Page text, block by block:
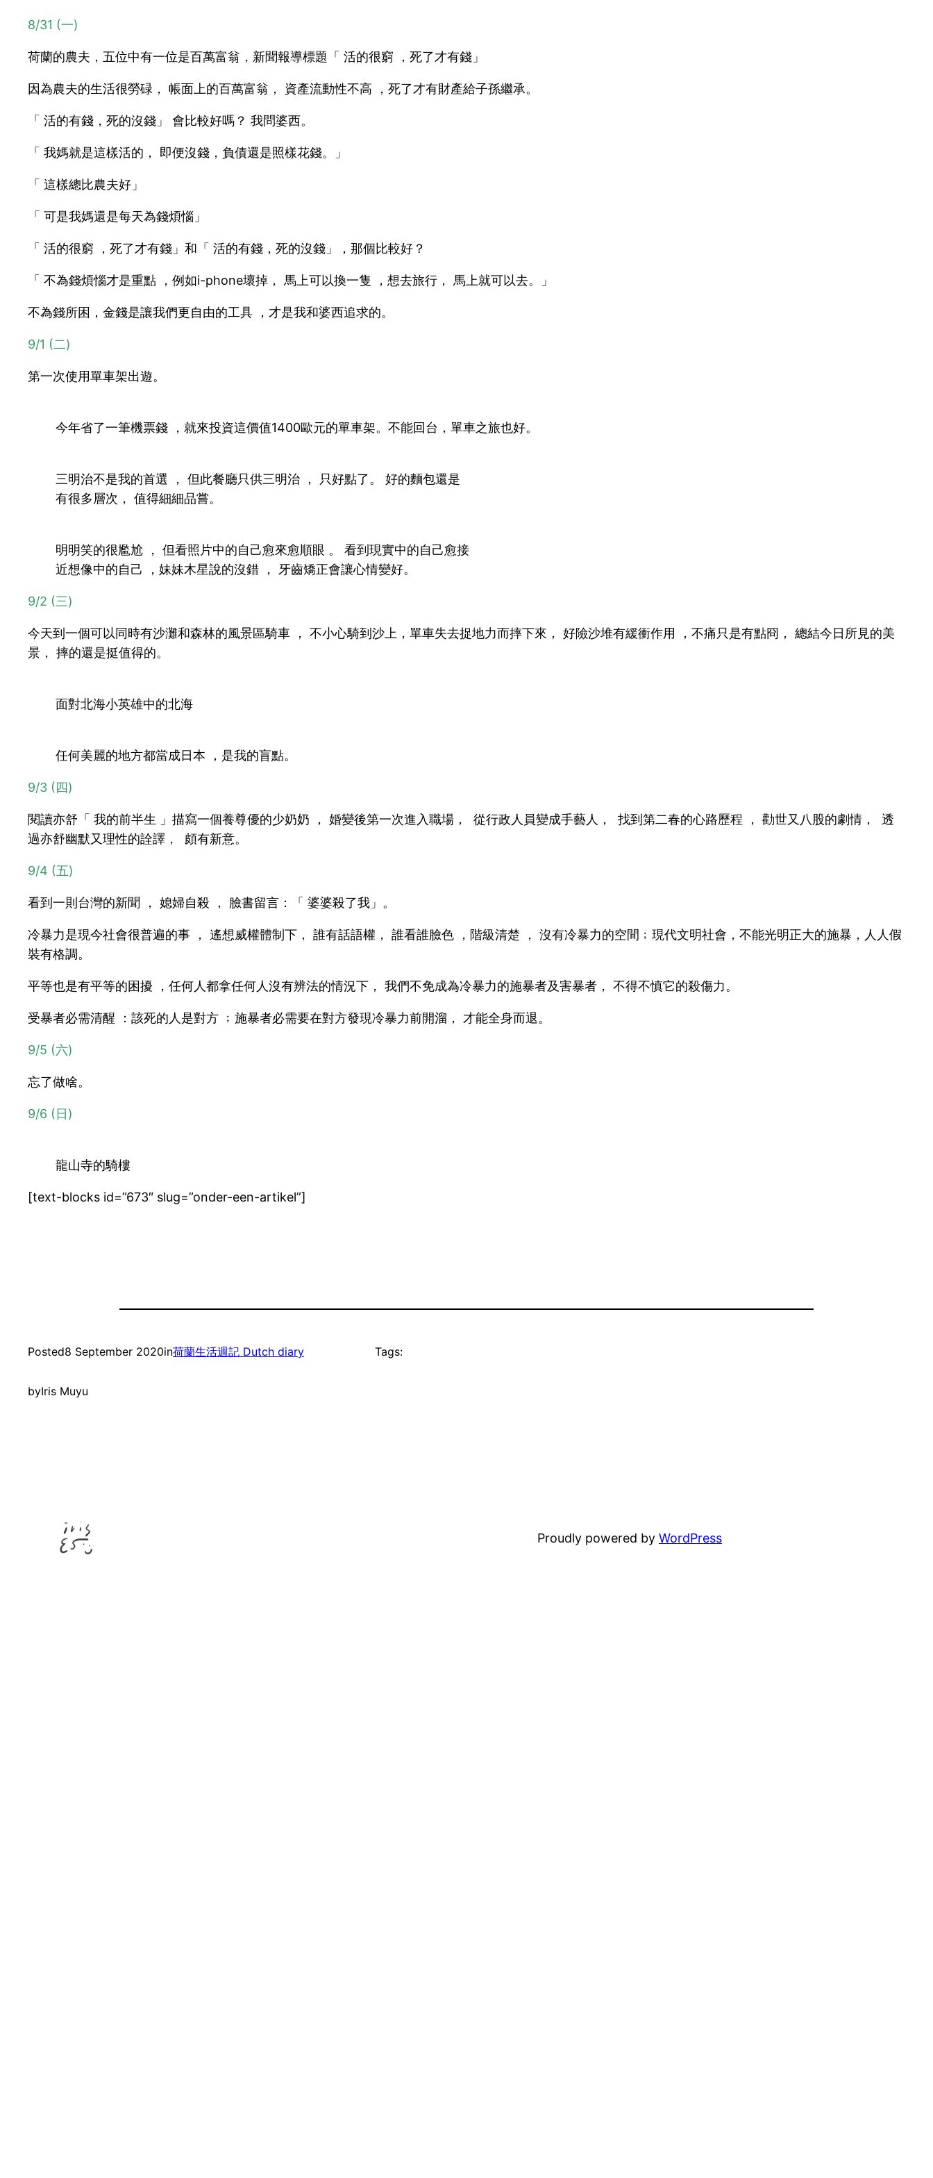
8/31 (一)
荷蘭的農夫，五位中有一位是百萬富翁，新聞報導標題「 活的很窮 ，死了才有錢」
因為農夫的生活很勞碌， 帳面上的百萬富翁， 資產流動性不高 ，死了才有財產給子孫繼承。
「 活的有錢，死的沒錢」 會比較好嗎？ 我問婆西。
「 我媽就是這樣活的， 即便沒錢，負債還是照樣花錢。」
「 這樣總比農夫好」
「 可是我媽還是每天為錢煩惱」
「 活的很窮 ，死了才有錢」和「 活的有錢，死的沒錢」，那個比較好？
「 不為錢煩惱才是重點 ，例如i-phone壞掉， 馬上可以換一隻 ，想去旅行， 馬上就可以去。」
不為錢所困，金錢是讓我們更自由的工具 ，才是我和婆西追求的。
9/1 (二)
第一次使用單車架出遊。
今年省了一筆機票錢 ，就來投資這價值1400歐元的單車架。不能回台，單車之旅也好。
三明治不是我的首選 ， 但此餐廳只供三明治 ， 只好點了。 好的麵包還是
有很多層次， 值得細細品嘗。
明明笑的很尷尬 ， 但看照片中的自己愈來愈順眼 。 看到現實中的自己愈接
近想像中的自己 ，妹妹木星說的沒錯 ， 牙齒矯正會讓心情變好。
9/2 (三)
今天到一個可以同時有沙灘和森林的風景區騎車 ， 不小心騎到沙上，單車失去捉地力而摔下來， 好險沙堆有緩衝作用 ，不痛只是有點冏， 總結今日所見的美
景， 摔的還是挺值得的。
面對北海小英雄中的北海
任何美麗的地方都當成日本 ，是我的盲點。
9/3 (四)
閱讀亦舒「 我的前半生 」描寫一個養尊優的少奶奶 ， 婚變後第一次進入職場， 從行政人員變成手藝人， 找到第二春的心路歷程 ， 勸世又八股的劇情， 透
過亦舒幽默又理性的詮譯， 頗有新意。
9/4 (五)
看到一則台灣的新聞 ， 媳婦自殺 ， 臉書留言：「 婆婆殺了我」。
冷暴力是現今社會很普遍的事 ， 遙想威權體制下， 誰有話語權， 誰看誰臉色 ，階級清楚 ， 沒有冷暴力的空間﹔現代文明社會，不能光明正大的施暴，人人假
裝有格調。
平等也是有平等的困擾 ，任何人都拿任何人沒有辨法的情況下， 我們不免成為冷暴力的施暴者及害暴者， 不得不慎它的殺傷力。
受暴者必需清醒 ：該死的人是對方 ﹔施暴者必需要在對方發現冷暴力前開溜， 才能全身而退。
9/5 (六)
忘了做啥。
9/6 (日)
龍山寺的騎樓
[text-blocks id=”673″ slug=”onder-een-artikel”]
Posted8 September 2020in荷蘭生活週記 Dutch diary
byIris Muyu
Tags:
Proudly powered by WordPress